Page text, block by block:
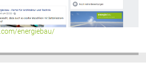
energiebau/